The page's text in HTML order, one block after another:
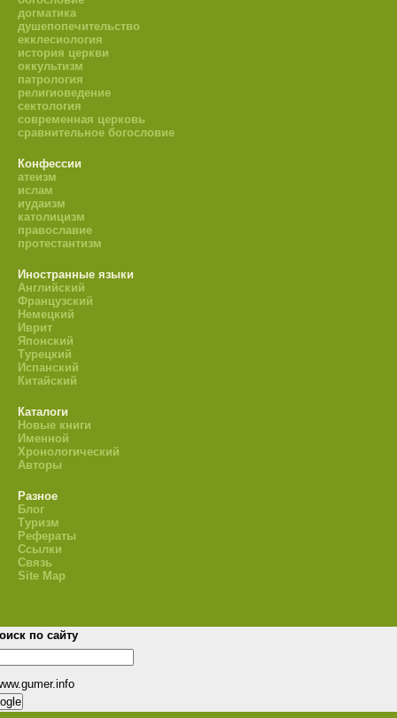
догматика
душепопечительство
екклесиология
история церкви
оккультизм
патрология
религиоведение
сектология
современная церковь
сравнительное богословие
Конфессии
атеизм
ислам
иудаизм
католицизм
православие
протестантизм
Иностранные языки
Английский
Французский
Немецкий
Иврит
Японский
Турецкий
Испанский
Китайский
Каталоги
Новые книги
Именной
Хронологический
Авторы
Разное
Блог
Туризм
Рефераты
Ссылки
Связь
Site Map
по сайту